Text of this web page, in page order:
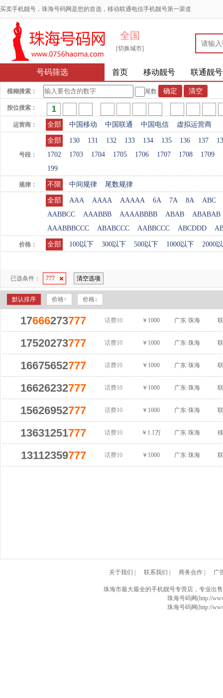
买卖手机靓号，珠海号码网是您的首选，移动联通电信手机靓号第一渠道
全国
[切换城市]
号码筛选 首页 移动靓号 联通靓号
模糊搜索： 尾数
按位搜索：
运营商： 全部 中国移动 中国联通 中国电信 虚拟运营商
号段：
全部 130 131 132 133 134 135 136 137
1702
1703 1704 1705 1706 1707 1708 1709
199
规律： 不限 中间规律 尾数规律
全部 AAA AAAA AAAAA 6A 7A 8A
ABC
AABBCC
AAABBB AAAABBBB ABAB
ABABAB
AAABBBCCC
ABABCCC AABBCCC ABCDDD
价格： 全部 100以下 300以下 500以下 1000以下 2000
已选条件： 777 清空选项
默认排序 价格↑ 价格↓
17666273777 话费10 ￥1000 广东·珠海
17520273777 话费10 ￥1000 广东·珠海
16675652777 话费10 ￥1000 广东·珠海
16626232777 话费10 ￥1000 广东·珠海
15626952777 话费10 ￥1000 广东·珠海
13631251777 话费10 ￥1.1万 广东·珠海
13112359777 话费10 ￥1000 广东·珠海
关于我们 联系我们 商务合作| 广
珠海市最大最全的手机靓号专营店，专业出
珠海号码网(http://
珠海号码网(http://